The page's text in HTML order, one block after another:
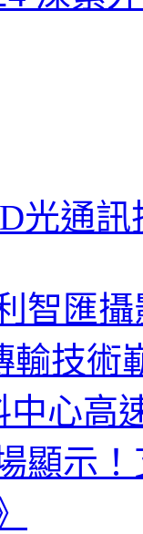
光通
智匯
輸技術
心高
顯示